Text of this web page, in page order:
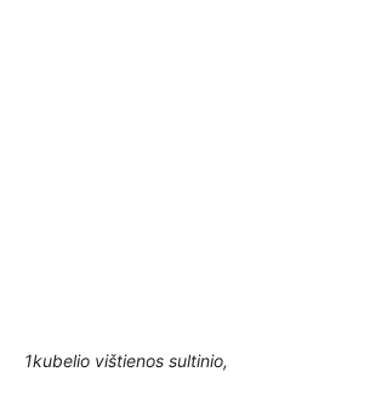
1kubelio vištienos sultinio,